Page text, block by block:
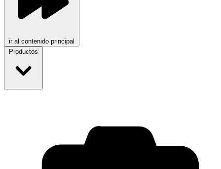
ir al contenido principal
Productos